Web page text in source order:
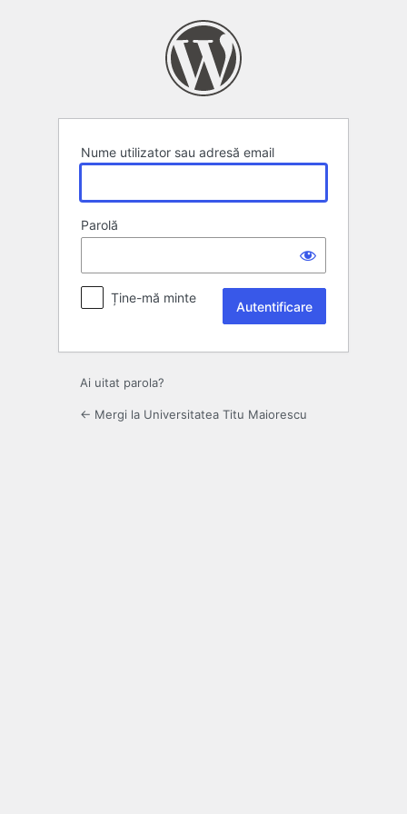
Nume utilizator sau adresă email
Parolă
Ține-mă minte
Ai uitat parola?
← Mergi la Universitatea Titu Maiorescu